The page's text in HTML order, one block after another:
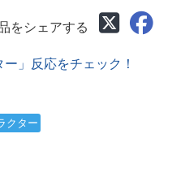
をシェアする
」反応をチェック！
クター